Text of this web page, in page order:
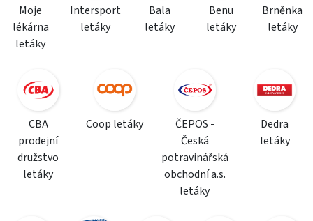
Moje
lékárna
letáky
Intersport
letáky
Bala
letáky
Benu
letáky
Brněnka
letáky
CBA
prodejní
družstvo
letáky
Coop letáky
ČEPOS -
Česká
potravinářská
obchodní a.s.
letáky
Dedra
letáky